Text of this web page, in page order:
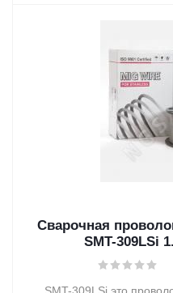
Сварочная
SMT-309LSi